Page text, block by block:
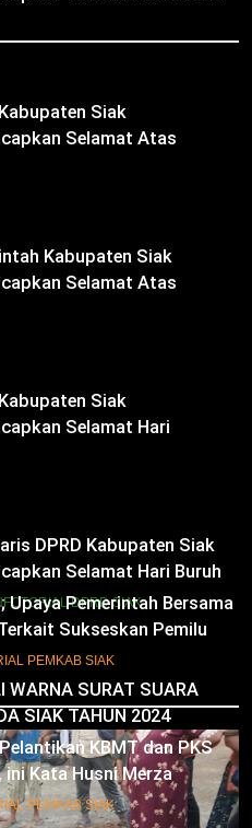
Siak
Siak
Selamat Atas
Sumpah Jabatan
Kabupaten Siak
Selamat Atas
Sumpah Jabatan
Siak
Selamat Hari
Nasional
DPRD Kabupaten Siak
Selamat Hari Buruh
DPRD SIAK
WARNA SURAT SUARA
SIAK TAHUN 2024
Upaya Pemerintah Bersama
Sukseskan Pemilu
PEMKAB SIAK
KBMT dan PKS
ini Kata Husni Merza
PEMKAB SIAK